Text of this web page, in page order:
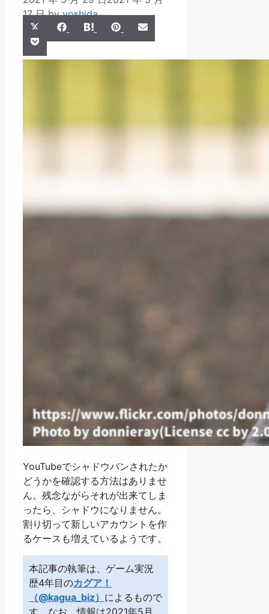
17 日 byyoshida
Share
on
(Twitter)
Share
on
Facebook
Share
on
Hatena Share
on
PinterestShare
on
Share
on
Pocket
YouTubeでシャドウバンされたか
どうかを確認する方法はありませ
ん。残念ながらそれが出来てしま
ったら、シャドウになりません。
割り切って新しいアカウントを作
るケースも増えているようです。
本記事の執筆は、ゲーム実況
歴4年目のカグア！
（@kagua_biz） によるもので
す。なお、情報は2021年5月